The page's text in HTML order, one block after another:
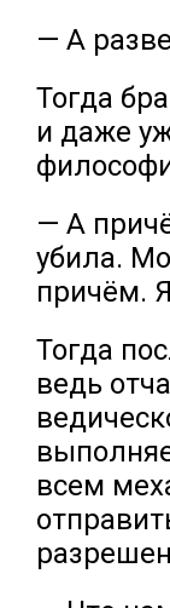
— А
Тогда
и даже
— А
убила.
причём.
Тогда
ведь
всем